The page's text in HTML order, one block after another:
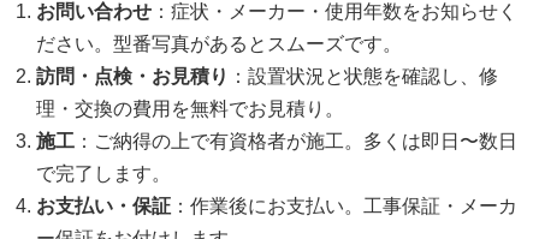
お問い合わせ ：症状・メーカー・使用年数をお知らせく
ださい。型番写真があるとスムーズです。
訪問・点検・お見積り ：設置状況と状態を確認し、修
理・交換の費用を無料でお見積り。
施工 ：ご納得の上で有資格者が施工。多くは即日〜数日
で完了します。
お支払い・保証 ：作業後にお支払い。工事保証・メーカ